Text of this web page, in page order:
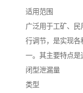
适用范围
广泛用于工矿、
行调节，是实现各
一。其主要特点
闭型泄漏量
类型